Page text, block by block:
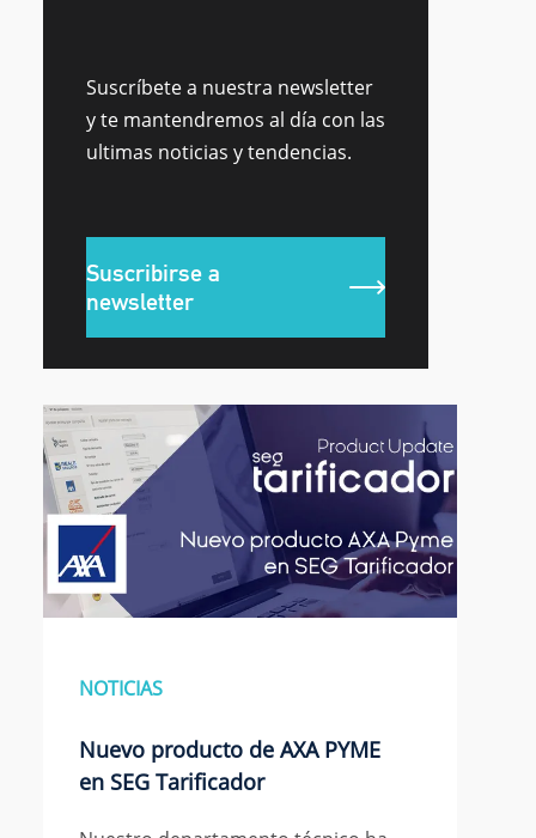
NOTICIAS
Nuevo producto de AXA PYME
en SEG Tarificador
Suscríbete a nuestra newsletter
y te mantendremos al día con las
ultimas noticias y tendencias.
Suscribirse a
newsletter